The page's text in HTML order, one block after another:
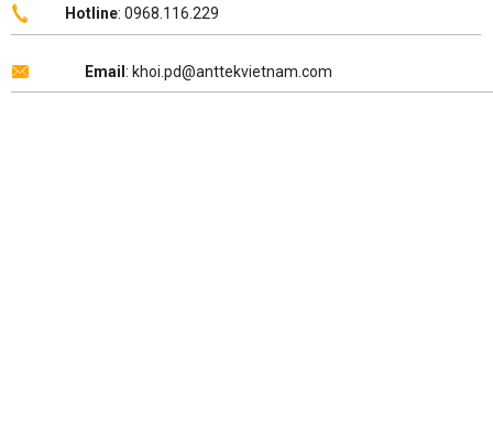
Hotline: 0968.116.229
Email : khoi.pd@anttekvietnam.com